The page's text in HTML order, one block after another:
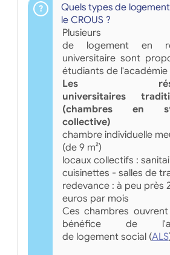
Quels types de
le CROUS ?
Plusieurs
de logement en
universitaire sont
étudiants de l'académie
Les
universitaires
(chambres en
collective)
chambre individuelle
(de 9 m²)
locaux collectifs :
cuisinettes - salles de
redevance : à peu près
euros par mois
Ces chambres
bénéfice de
de logement social (ALS